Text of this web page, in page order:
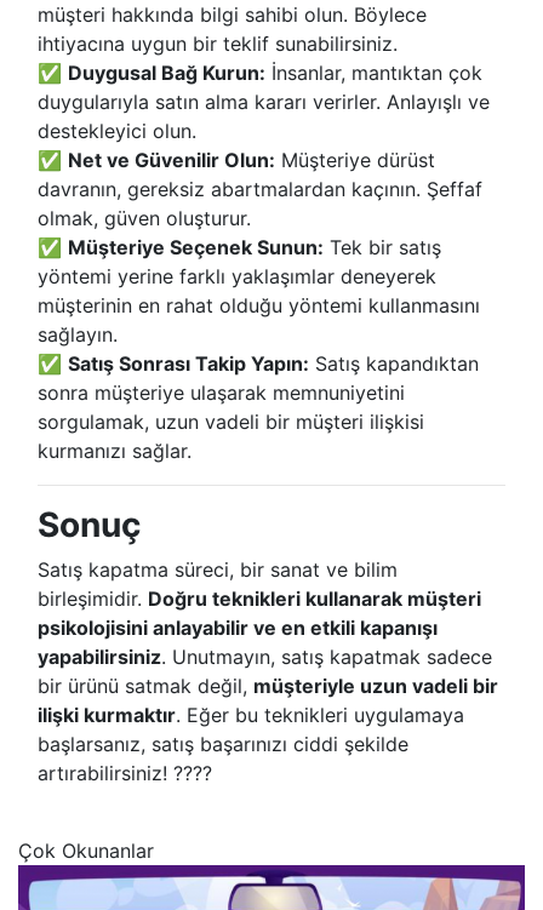
müşteri hakkında bilgi sahibi olun. Böylece
ihtiyacına uygun bir teklif sunabilirsiniz.
✅ Duygusal Bağ Kurun: İnsanlar, mantıktan çok
duygularıyla satın alma kararı verirler. Anlayışlı ve
destekleyici olun.
✅ Net ve Güvenilir Olun: Müşteriye dürüst
davranın, gereksiz abartmalardan kaçının. Şeffaf
olmak, güven oluşturur.
✅ Müşteriye Seçenek Sunun: Tek bir satış
yöntemi yerine farklı yaklaşımlar deneyerek
müşterinin en rahat olduğu yöntemi kullanmasını
sağlayın.
✅ Satış Sonrası Takip Yapın: Satış kapandıktan
sonra müşteriye ulaşarak memnuniyetini
sorgulamak, uzun vadeli bir müşteri ilişkisi
kurmanızı sağlar.
Sonuç
Satış kapatma süreci, bir sanat ve bilim
birleşimidir. Doğru teknikleri kullanarak müşteri
psikolojisini anlayabilir ve en etkili kapanışı
yapabilirsiniz. Unutmayın, satış kapatmak sadece
bir ürünü satmak değil, müşteriyle uzun vadeli bir
ilişki kurmaktır. Eğer bu teknikleri uygulamaya
başlarsanız, satış başarınızı ciddi şekilde
artırabilirsiniz! ????
Çok Okunanlar